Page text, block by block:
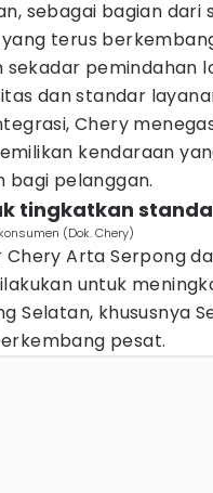
sebagai bagian
terus
sekadar pemindahan
dan standar
Chery
kendaraan
bagi pelanggan.
tingkatkan
(Dok. Chery)
Chery Arta Serpong
untuk
Selatan, khususnya
pesat.